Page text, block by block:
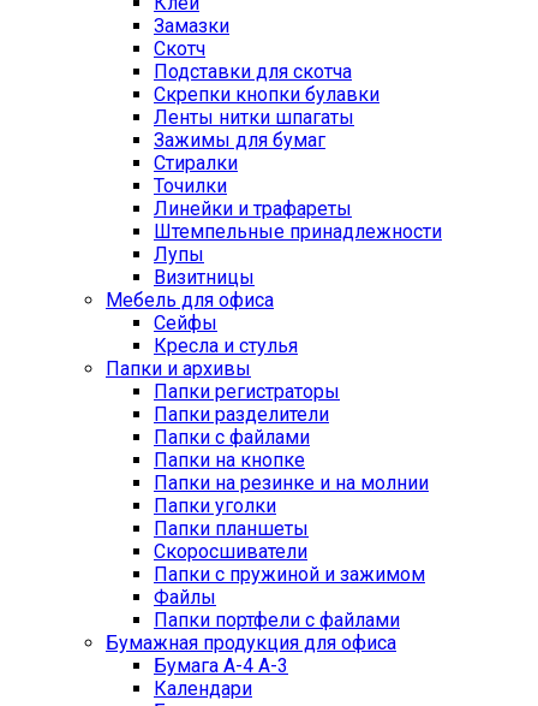
Замазки
Скотч
Подставки для скотча
Скрепки кнопки булавки
Ленты нитки шпагаты
Зажимы для бумаг
Стиралки
Точилки
Линейки и трафареты
Штемпельные принадлежности
Лупы
Визитницы
Мебель для офиса
Сейфы
Кресла и стулья
Папки и архивы
Папки регистраторы
Папки разделители
Папки с файлами
Папки на кнопке
Папки на резинке и на молнии
Папки уголки
Папки планшеты
Скоросшиватели
Папки с пружиной и зажимом
Файлы
Папки портфели с файлами
Бумажная продукция для офиса
Бумага А-4 А-3
Календари